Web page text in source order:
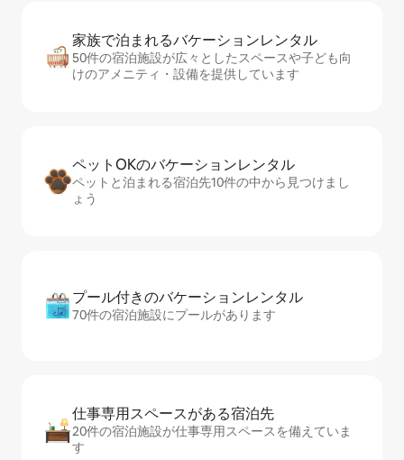
家族で泊まれるバ⁠ケ⁠ー⁠シ⁠ョ⁠ンレ⁠ン⁠タ⁠ル
50件の宿泊施設が広々としたスペースや子ども向
けのアメニティ・設備を提供しています
ペットOKのバ⁠ケ⁠ー⁠シ⁠ョ⁠ンレ⁠ン⁠タ⁠ル
ペットと泊まれる宿泊先10件の中から見つけまし
ょう
プール付きのバ⁠ケ⁠ー⁠シ⁠ョ⁠ンレ⁠ン⁠タ⁠ル
70件の宿泊施設にプールがあります
仕事専用ス⁠ペ⁠ー⁠スがあ⁠る宿⁠泊⁠先
20件の宿泊施設が仕事専用スペースを備えていま
す